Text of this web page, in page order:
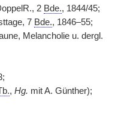
2 Bde., 1844/45;
7 Bde., 1846–55;
Melancholie u. dergl.
, Hg. mit A. Günther);